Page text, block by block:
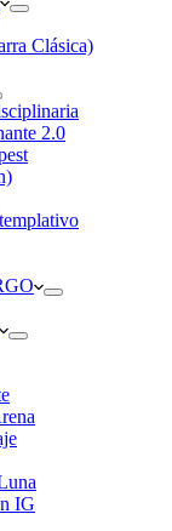
Clásica)
2.0
IG